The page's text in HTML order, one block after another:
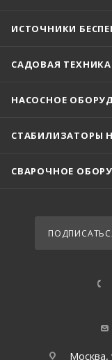
ИСТОЧНИКИ
САДОВАЯ ТЕХНИКА
НАСОСНОЕ
СТАБИЛИЗАТОРЫ
СВАРОЧНОЕ